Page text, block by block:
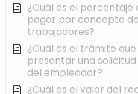
¿Cuál es el
pagar por concepto
trabajadores?
¿Cuál es el trámite
presentar una
del empleador?
¿Cuál es el valor del